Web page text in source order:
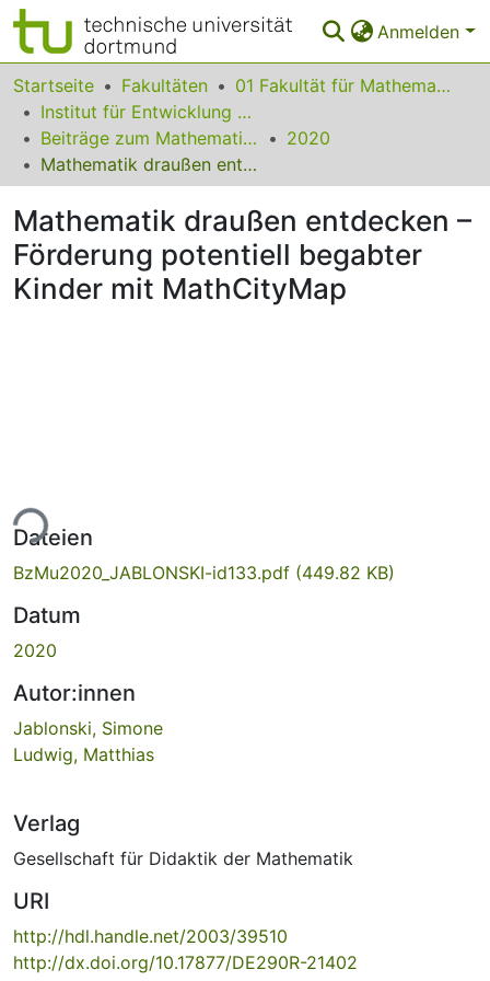
Anmelden
Bereiche & Sammlungen
Das gesamte Repositorium
Statistiken
FAQ
Leitlinien
Zurück zur Startseite
Startseite Fakultäten
01 Fakultät für Mathematik
Institut für Entwicklung und Erforschung des Mathematikunterrichts
Beiträge zum Mathematikunterricht
2020
Mathematik draußen entdecken – Förderung potentiell begabter Kinder mit MathCityMap
Mathematik draußen entdecken –
Förderung potentiell begabter
Kinder mit MathCityMap
Dateien
BzMu2020_JABLONSKI-id133.pdf (449.82 KB)
Datum
2020
Autor:innen
Jablonski, Simone
Ludwig, Matthias
Verlag
Gesellschaft für Didaktik der Mathematik
URI
http://hdl.handle.net/2003/39510
http://dx.doi.org/10.17877/DE290R-21402